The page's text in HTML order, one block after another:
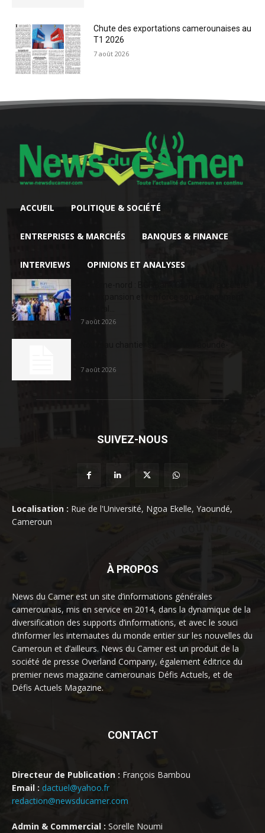
Chute des exportations camerounaises au
T1 2026
7 août 2026
ACCUEIL POLITIQUE & SOCIÉTÉ
ENTREPRISES & MARCHÉS BANQUES & FINANCE
INTERVIEWS OPINIONS ET ANALYSES
7 août 2026
7 août 2026
SUIVEZ-NOUS
Localisation : Rue de l'Université, Ngoa Ekelle, Yaoundé,
Cameroun
À PROPOS
News du Camer est un site d’informations générales
camerounais, mis en service en 2014, dans la dynamique de la
diversification des supports d’informations, et avec le souci
d’informer les internautes du monde entier sur les nouvelles du
Cameroun et d’ailleurs. News du Camer est un produit de la
société de presse Overland Company, également éditrice du
premier news magazine camerounais Défis Actuels, et de
Défis Actuels Magazine.
CONTACT
Directeur de Publication : François Bambou
Email : dactuel@yahoo.fr
redaction@newsducamer.com
Admin & Commercial : Sorelle Noumi